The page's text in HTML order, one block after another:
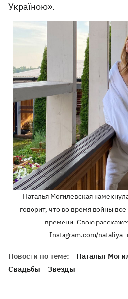
Україною».
Наталья Могилевская
говорит, что во время войны
времени. Свою
Instagram.com/
Новости по теме: Наталья
Свадьбы
Звезды